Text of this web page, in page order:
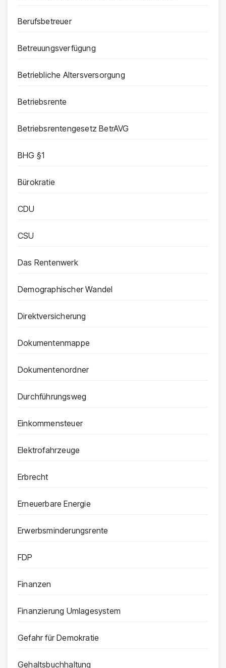
Berufsbetreuer
Betreuungsverfügung
Betriebliche Altersversorgung
Betriebsrente
Betriebsrentengesetz BetrAVG
BHG §1
Bürokratie
CDU
CSU
Das Rentenwerk
Demographischer Wandel
Direktversicherung
Dokumentenmappe
Dokumentenordner
Durchführungsweg
Einkommensteuer
Elektrofahrzeuge
Erbrecht
Erneuerbare Energie
Erwerbsminderungsrente
FDP
Finanzen
Finanzierung Umlagesystem
Gefahr für Demokratie
Gehaltsbuchhaltung